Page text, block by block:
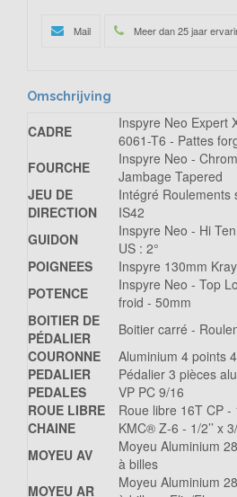
Mail Meer dan 25 jaar
Omschrijving
CADRE
Inspyre Neo Expert
6061-T6 - Pattes
FOURCHE
Inspyre Neo -
Jambage Tapered
JEU DE
DIRECTION
Intégré Roulements
IS42
GUIDON
Inspyre Neo - Hi Ten
US : 2°
POIGNEES
Inspyre 130mm
POTENCE
Inspyre Neo - Top
froid - 50mm
BOITIER DE
PÉDALIER
Boitier carré -
COURONNE
Aluminium 4 points
PEDALIER
Pédalier 3 pièces
PEDALES
VP PC 9/16
ROUE LIBRE
Roue libre 16T CP -
CHAINE
KMC® Z-6 - 1/2’’ x 3/
MOYEU AV
Moyeu Aluminium
à billes
MOYEU AR
Moyeu Aluminium